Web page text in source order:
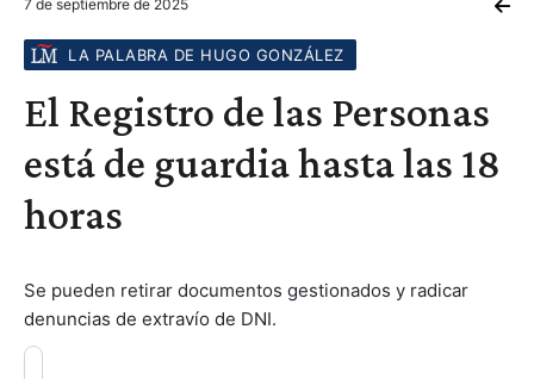
7 de septiembre de 2025
LA PALABRA DE HUGO GONZÁLEZ
El Registro de las Personas
está de guardia hasta las 18
horas
Se pueden retirar documentos gestionados y radicar
denuncias de extravío de DNI.